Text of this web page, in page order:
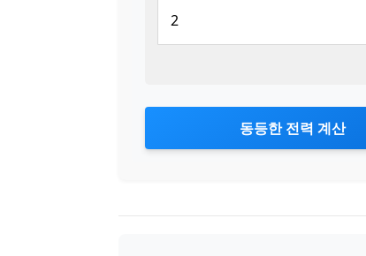
동등한 전력 계산